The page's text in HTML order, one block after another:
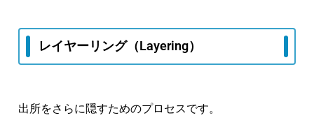
レイヤーリング（Layering）
出所をさらに隠すためのプロセスです。